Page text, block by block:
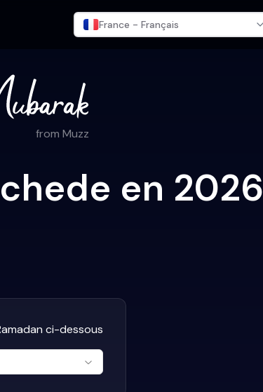
France - Français
from Muzz
en 2026
ci-dessous